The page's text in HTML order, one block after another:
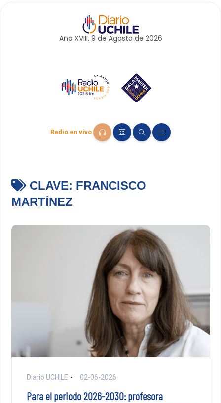
Año XVIII, 9 de Agosto de 2026
Radio en vivo
CLAVE: FRANCISCO
MARTÍNEZ
Diario UCHILE 02-06-2026
Para el periodo 2026-2030: profesora